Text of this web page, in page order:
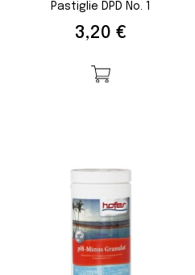
Pastiglie DPD No. 1
Prezzo
3,20 €